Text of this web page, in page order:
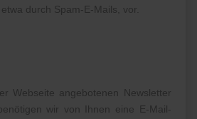
durch Spam-E-Mails, vor.
Webseite angebotenen Newsletter
wir von Ihnen eine E-Mail-